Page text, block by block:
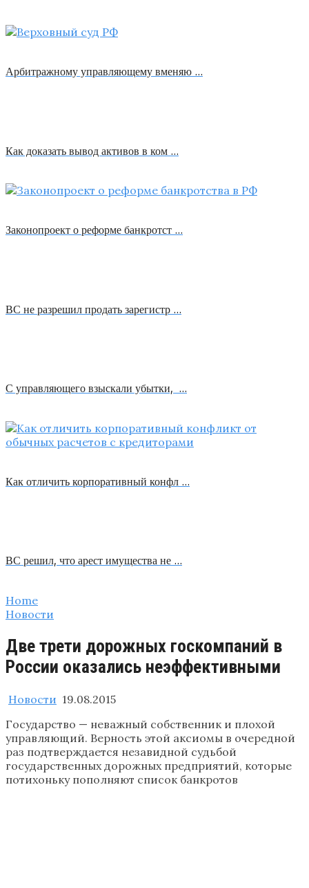
Арбитражному управляющему вменяю …
Как доказать вывод активов в ком …
Законопроект о реформе банкротст …
ВС не разрешил продать зарегистр …
С управляющего взыскали убытки, …
Как отличить корпоративный конфл …
ВС решил, что арест имущества не …
Home
Новости
Две трети дорожных госкомпаний в
России оказались неэффективными
Новости 19.08.2015
Государство — неважный собственник и плохой
управляющий. Верность этой аксиомы в очередной
раз подтверждается незавидной судьбой
государственных дорожных предприятий, которые
потихоньку пополняют список банкротов